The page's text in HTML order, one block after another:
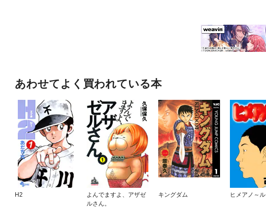
あわせてよく買われている本
H2
よんでますよ、アザゼ
ルさん。
キングダム ヒメアノ～ル